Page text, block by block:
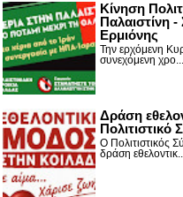
Κίνηση
Παλαιστίνη
Ερμιόνης
Την ερχόμενη
συνεχόμενη χρο...
Δράση
Πολιτιστικό
Ο Πολιτιστικός
δράση